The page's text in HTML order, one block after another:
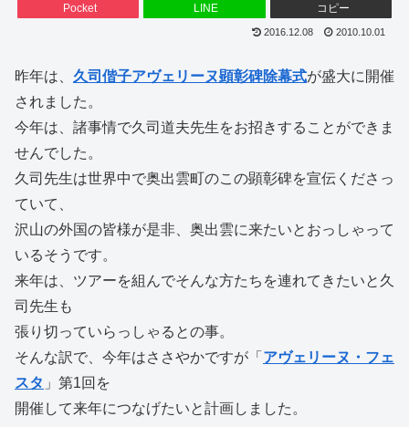
Pocket LINE コピー
2016.12.08 2010.10.01
昨年は、 久司偕子アヴェリーヌ顕彰碑除幕式が盛大に開催
されました。
今年は、諸事情で久司道夫先生をお招きすることができま
せんでした。
久司先生は世界中で奥出雲町のこの顕彰碑を宣伝くださっ
ていて、
沢山の外国の皆様が是非、奥出雲に来たいとおっしゃって
いるそうです。
来年は、ツアーを組んでそんな方たちを連れてきたいと久
司先生も
張り切っていらっしゃるとの事。
そんな訳で、今年はささやかですが「 アヴェリーヌ・フェ
スタ 」第1回を
開催して来年につなげたいと計画しました。